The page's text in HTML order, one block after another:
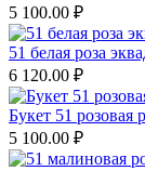
5 100.00 ₽
51 белая роза
6 120.00 ₽
Букет 51 розовая
5 100.00 ₽